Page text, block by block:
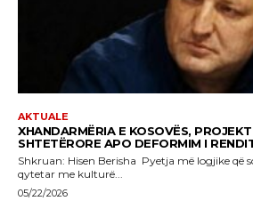
AKTUALE
XHANDARMËRIA E KOSOVËS,
SHTETËRORE APO DEFORMIM I
Shkruan: Hisen Berisha Pyetja më logjike që sot duhet ta shtrojë secili
qytetar me kulturë...
05/22/2026